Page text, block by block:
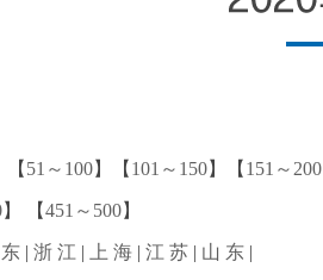
【 51～100】【 101～150】【 151～200
】 【451～500】
| 浙 江 | 上 海 | 江 苏 | 山 东 |